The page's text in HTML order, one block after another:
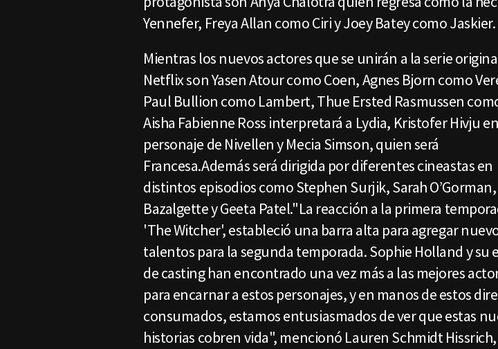
Yennefer, Freya Allan como Ciri y Joey Batey como Jaskier.
Mientras los nuevos actores que se unirán a la serie
Netflix son Yasen Atour como Coen, Agnes Bjorn como
Paul Bullion como Lambert, Thue Ersted Rasmussen
Aisha Fabienne Ross interpretará a Lydia, Kristofer Hivju
personaje de Nivellen y Mecia Simson, quien será
Francesa.Además será dirigida por diferentes cineastas en
distintos episodios como Stephen Surjik, Sarah O’Gorman,
Bazalgette y Geeta Patel."La reacción a la primera
'The Witcher', estableció una barra alta para agregar
talentos para la segunda temporada. Sophie Holland y su
de casting han encontrado una vez más a las mejores
para encarnar a estos personajes, y en manos de estos
consumados, estamos entusiasmados de ver que estas
historias cobren vida", mencionó Lauren Schmidt Hissrich,